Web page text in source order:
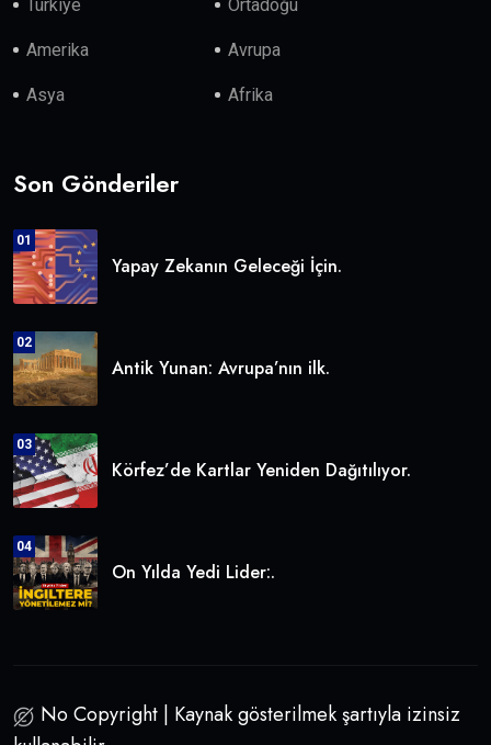
Türkiye Ortadoğu
Amerika Avrupa
Asya Afrika
Son Gönderiler
01
Yapay Zekanın Geleceği İçin.
02
Antik Yunan: Avrupa’nın ilk.
03
Körfez’de Kartlar Yeniden Dağıtılıyor.
04
On Yılda Yedi Lider:.
No Copyright | Kaynak gösterilmek şartıyla izinsiz